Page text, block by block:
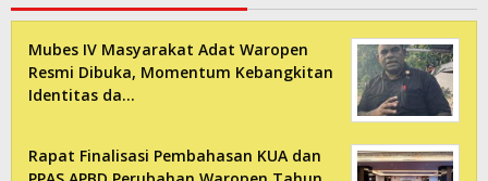
Mubes IV Masyarakat Adat Waropen
Resmi Dibuka, Momentum Kebangkitan
Identitas da…
Rapat Finalisasi Pembahasan KUA dan